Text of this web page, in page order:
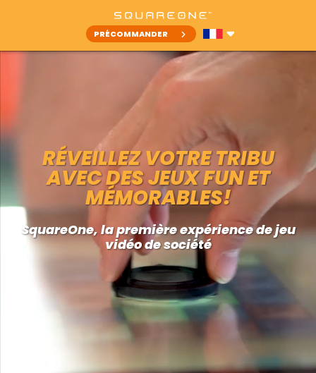
PRÉCOMMANDER
RÉVEILLEZ VOTRE TRIBU
AVEC DES JEUX FUN ET
MÉMORABLES!
SquareOne, la première expérience de jeu
vidéo de société